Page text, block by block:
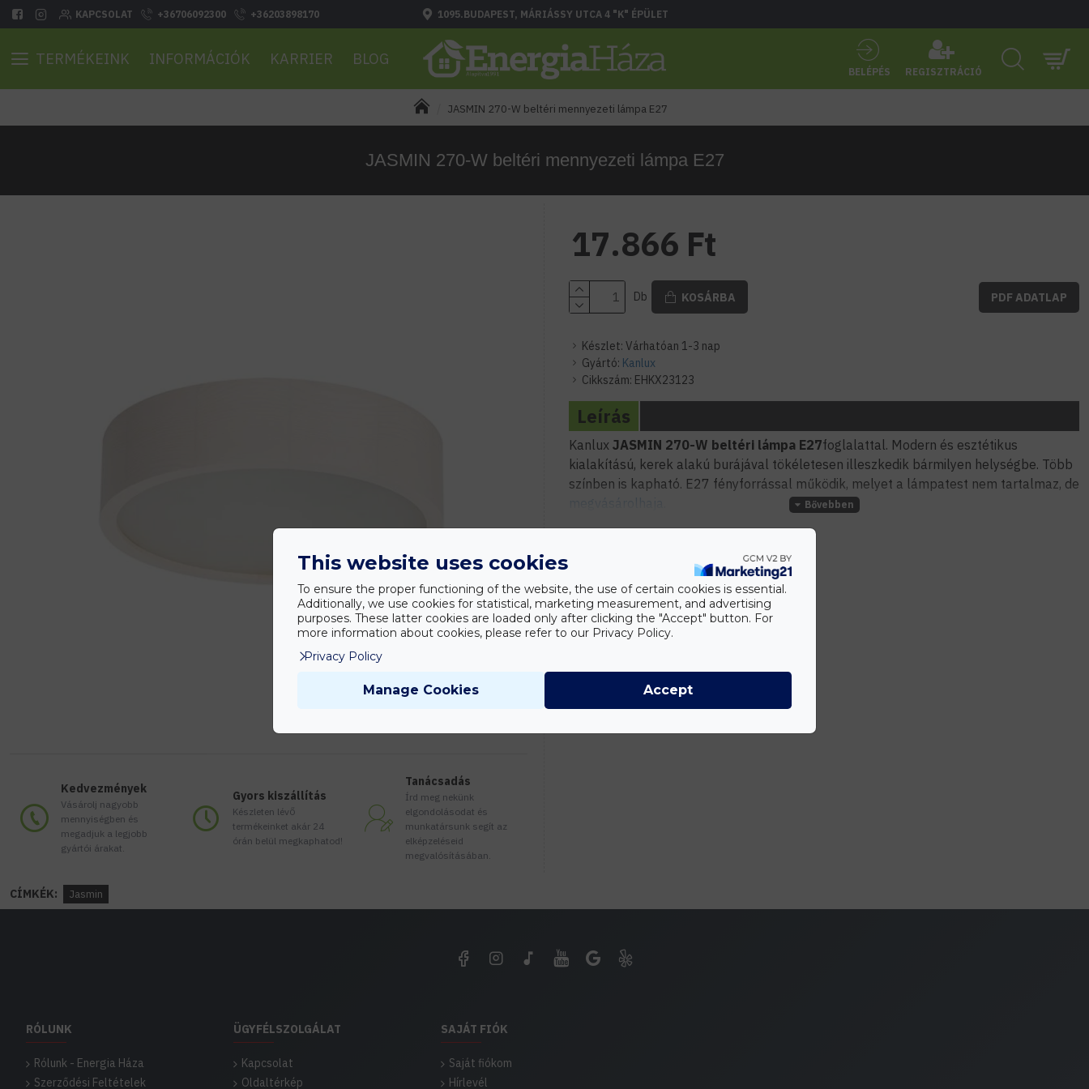
KAPCSOLAT +36706092300 +36203898170 1095.BUDAPEST, MÁRIÁSSY UTCA 4 "K" ÉPÜLET
TERMÉKEINK INFORMÁCIÓK KARRIER BLOG
BELÉPÉS REGISZTRÁCIÓ
JASMIN 270-W beltéri mennyezeti lámpa E27
JASMIN 270-W beltéri mennyezeti lámpa E27
Kedvezmények
Vásárolj nagyobb
mennyiségben és
megadjuk a legjobb
gyártói árakat.
Gyors kiszállítás
Készleten lévő
termékeinket akár 24
órán belül megkaphatod!
Tanácsadás
Írd meg nekünk
elgondolásodat és
munkatársunk segít az
elképzeléseid
megvalósításában.
Készlet: Várhatóan 1-3 nap
Gyártó: Kanlux
Cikkszám: EHKX23123
17.866 Ft
Db KOSÁRBA PDF ADATLAP
Leírás
Kanlux JASMIN 270-W beltéri lámpa E27foglalattal. Modern és esztétikus
kialakítású, kerek alakú burájával tökéletesen illeszkedik bármilyen helységbe. Több
színben is kapható. E27 fényforrással működik, melyet a lámpatest nem tartalmaz, de
CÍMKÉK: Jasmin
RÓLUNK
Rólunk - Energia Háza
Szerződési Feltételek
ÜGYFÉLSZOLGÁLAT
Kapcsolat
Oldaltérkép
SAJÁT FIÓK
Saját fiókom
Hírlevél
This website uses cookies
To ensure the proper functioning of the website, the use of certain cookies is essential.
Additionally, we use cookies for statistical, marketing measurement, and advertising
purposes. These latter cookies are loaded only after clicking the "Accept" button. For
more information about cookies, please refer to our Privacy Policy.
Privacy Policy
Manage Cookies Accept